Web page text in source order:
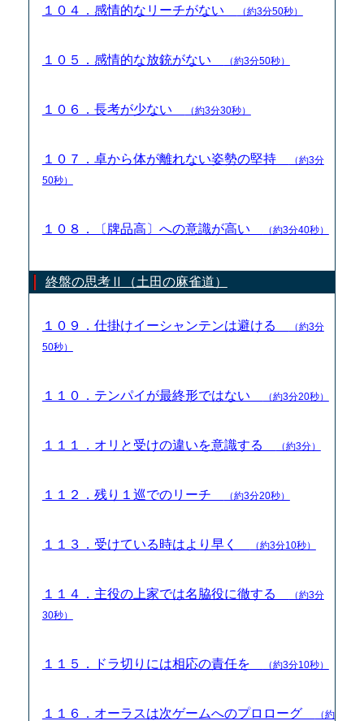
１０４．感情的なリーチがない （約3分50秒）
１０５．感情的な放銃がない （約3分50秒）
１０６．長考が少ない （約3分30秒）
１０７．卓から体が離れない姿勢の堅持
（約3分
50秒）
１０８．〔牌品高〕への意識が高い （約3分40秒）
終盤の思考Ⅱ（土田の麻雀道）
１０９．仕掛けイーシャンテンは避ける
（約3分
50秒）
１１０．テンパイが最終形ではない （約3分20秒）
１１１．オリと受けの違いを意識する （約3分）
１１２．残り１巡でのリーチ （約3分20秒）
１１３．受けている時はより早く （約3分10秒）
１１４．主役の上家では名脇役に徹する
（約3分
30秒）
１１５．ドラ切りには相応の責任を （約3分10秒）
１１６．オーラスは次ゲームへのプロローグ
（約